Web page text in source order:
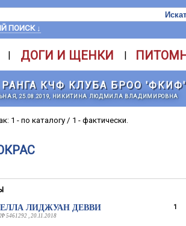
ПОИСК ↓
| ДОГИ И ЩЕНКИ |
РАНГА КЧФ КЛУБА БРОО
25.08.2019, НИКИТИНА ЛЮДМИЛА ВЛАДИМИРОВНА
1 - по каталогу / 1 - фактически.
ЛИДЖУАН ДЕВВИ
5461292 , 20.11.2018
1